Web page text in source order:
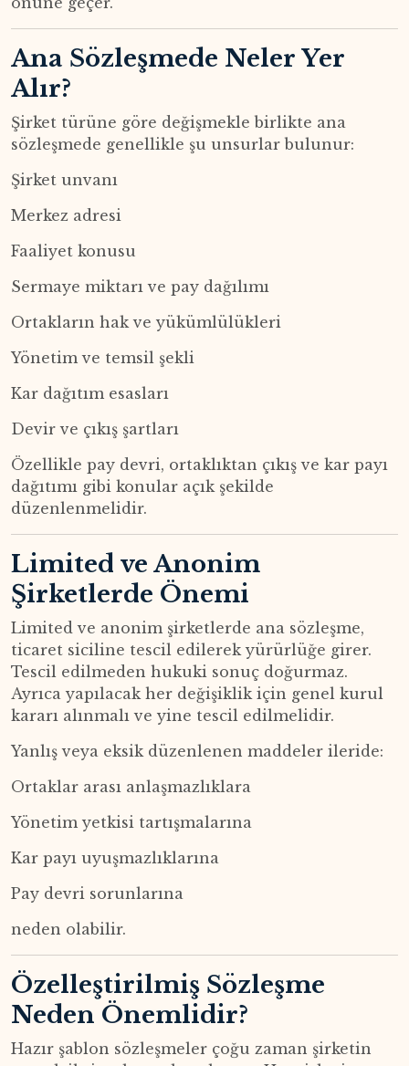
Ana Sözleşmede Neler Yer
Alır?
Şirket türüne göre değişmekle birlikte ana
sözleşmede genellikle şu unsurlar bulunur:
Şirket unvanı
Merkez adresi
Faaliyet konusu
Sermaye miktarı ve pay dağılımı
Ortakların hak ve yükümlülükleri
Yönetim ve temsil şekli
Kar dağıtım esasları
Devir ve çıkış şartları
Özellikle pay devri, ortaklıktan çıkış ve kar payı
dağıtımı gibi konular açık şekilde
düzenlenmelidir.
Limited ve Anonim
Şirketlerde Önemi
Limited ve anonim şirketlerde ana sözleşme,
ticaret siciline tescil edilerek yürürlüğe girer.
Tescil edilmeden hukuki sonuç doğurmaz.
Ayrıca yapılacak her değişiklik için genel kurul
kararı alınmalı ve yine tescil edilmelidir.
Yanlış veya eksik düzenlenen maddeler ileride:
Ortaklar arası anlaşmazlıklara
Yönetim yetkisi tartışmalarına
Kar payı uyuşmazlıklarına
Pay devri sorunlarına
neden olabilir.
Özelleştirilmiş Sözleşme
Neden Önemlidir?
Hazır şablon sözleşmeler çoğu zaman şirketin